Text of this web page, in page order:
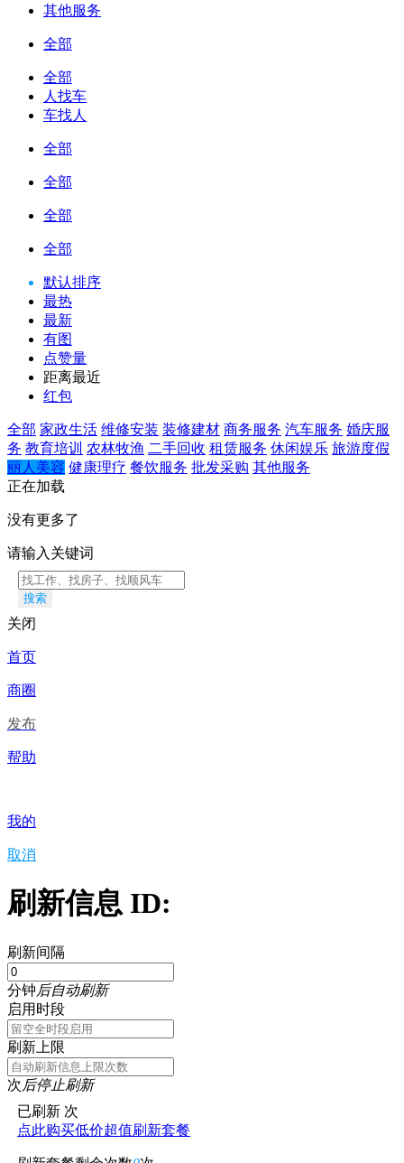
其他服务
全部
全部
人找车
车找人
全部
全部
全部
全部
默认排序
最热
最新
有图
点赞量
距离最近
红包
全部 家政生活 维修安装 装修建材 商务服务 汽车服务 婚庆服
务 教育培训 农林牧渔 二手回收 租赁服务 休闲娱乐 旅游度假
丽人美容 健康理疗 餐饮服务 批发采购 其他服务
正在加载
没有更多了
请输入关键词
搜索
关闭
首页
商圈
发布
帮助
我的
取消
刷新信息 ID:
刷新间隔
分钟后自动刷新
启用时段
刷新上限
次后停止刷新
已刷新 次
点此购买低价超值刷新套餐